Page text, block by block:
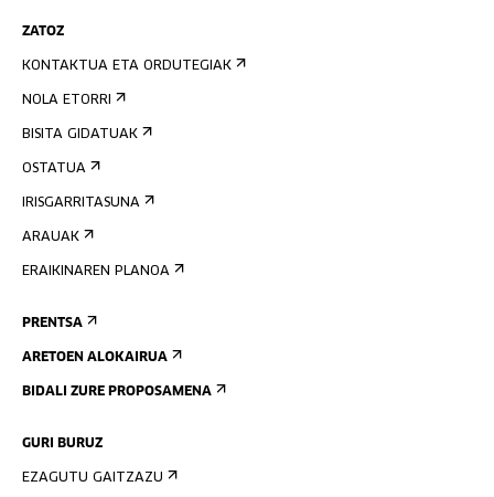
ZATOZ
KONTAKTUA ETA ORDUTEGIAK
NOLA ETORRI
BISITA GIDATUAK
OSTATUA
IRISGARRITASUNA
ARAUAK
ERAIKINAREN PLANOA
PRENTSA
ARETOEN ALOKAIRUA
BIDALI ZURE PROPOSAMENA
GURI BURUZ
EZAGUTU GAITZAZU